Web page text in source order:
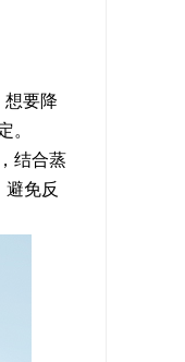
要降
。
结合蒸
免反